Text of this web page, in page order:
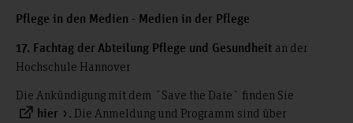
Pflege in den Medien - Medien in der Pflege
17. Fachtag der Abteilung Pflege und Gesundheit an der
Hochschule Hannover
Die Ankündigung mit dem ´Save the Date` finden Sie
hier
. Die Anmeldung und Programm sind über